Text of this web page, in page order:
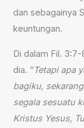
dan sebagainya
keuntungan.
Di dalam Fil.
dia. “Tetapi apa
bagiku,
segala sesuatu
Kristus Yesus,